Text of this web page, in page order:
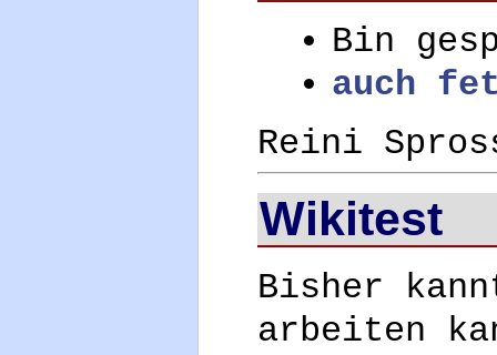
Bin
auch
Reini
Wikitest
Bisher
arbeiten